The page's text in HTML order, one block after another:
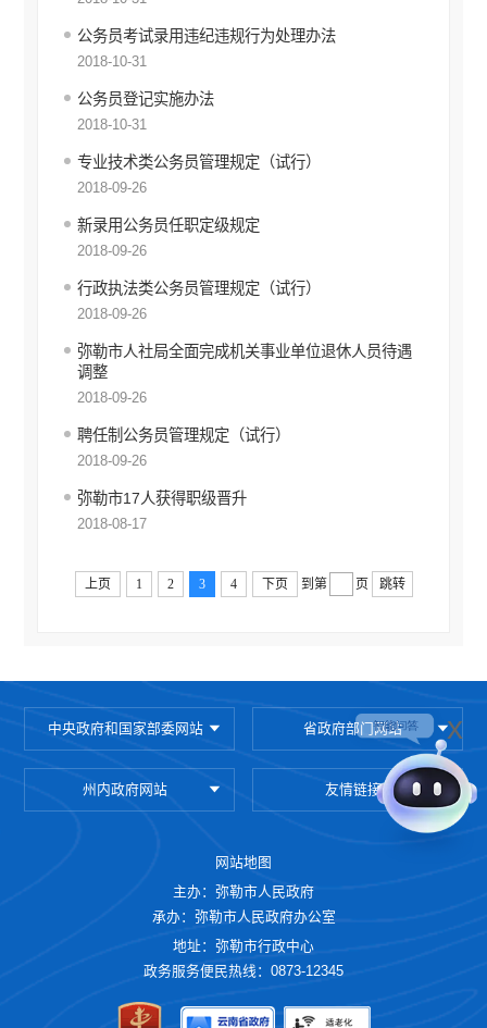
乡村振兴信息公开
就业创业信息公开
公共资源交易信息公开
科技管理和项目经费信息公开
国有企业信息公开
综合行政执法信息公开
行政处罚和行政强制
建议提案办理答复
财政预决算
政府集中采购
公务员管理信息公开
财政资金直达基层
乡村振兴
医疗卫生
公务员考试录用违纪违规行为处理办法
2018-10-31
公务员登记实施办法
2018-10-31
专业技术类公务员管理规定（试行）
2018-09-26
新录用公务员任职定级规定
2018-09-26
行政执法类公务员管理规定（试行）
2018-09-26
弥勒市人社局全面完成机关事业单位退休人员待遇
调整
2018-09-26
聘任制公务员管理规定（试行）
2018-09-26
弥勒市17人获得职级晋升
2018-08-17
上页 1 2 3 4 下页 到第 页 跳转
中央政府和国家部委网站 省政府部门网站
州内政府网站 友情链接
网站地图
主办：弥勒市人民政府
承办：弥勒市人民政府办公室
地址：弥勒市行政中心
政务服务便民热线：0873-12345
x